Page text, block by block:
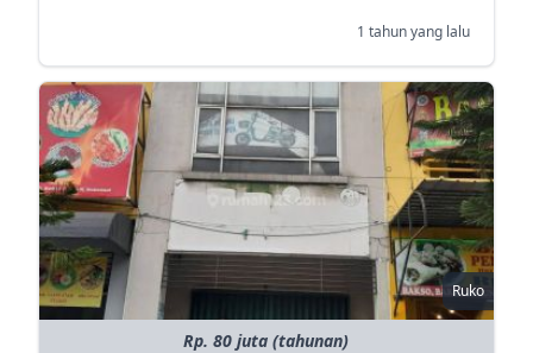
1 tahun yang lalu
Ruko
Rp. 80 juta (tahunan)